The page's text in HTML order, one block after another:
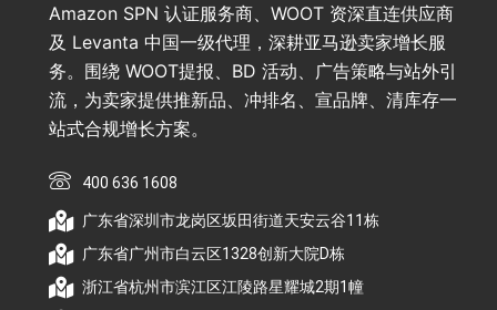
Amazon SPN 认证服务商、WOOT 资深直连供应商
及 Levanta 中国一级代理，深耕亚马逊卖家增长服
务。围绕 WOOT提报、BD 活动、广告策略与站外引
流，为卖家提供推新品、冲排名、宣品牌、清库存一
站式合规增长方案。
400 636 1608
广东省深圳市龙岗区坂田街道天安云谷11栋
广东省广州市白云区1328创新大院D栋
浙江省杭州市滨江区江陵路星耀城2期1幢